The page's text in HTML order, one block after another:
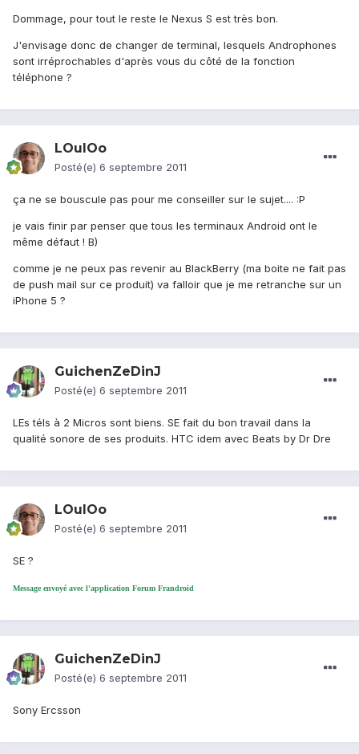
Dommage, pour tout le reste le Nexus S est très bon.
J'envisage donc de changer de terminal, lesquels Androphones
sont irréprochables d'après vous du côté de la fonction
téléphone ?
LOulOo
Posté(e) 6 septembre 2011
ça ne se bouscule pas pour me conseiller sur le sujet.... :P
je vais finir par penser que tous les terminaux Android ont le
même défaut ! B)
comme je ne peux pas revenir au BlackBerry (ma boite ne fait pas
de push mail sur ce produit) va falloir que je me retranche sur un
iPhone 5 ?
GuichenZeDinJ
Posté(e) 6 septembre 2011
LEs téls à 2 Micros sont biens. SE fait du bon travail dans la
qualité sonore de ses produits. HTC idem avec Beats by Dr Dre
LOulOo
Posté(e) 6 septembre 2011
SE ?
Message envoyé avec l'application Forum Frandroid
GuichenZeDinJ
Posté(e) 6 septembre 2011
Sony Ercsson